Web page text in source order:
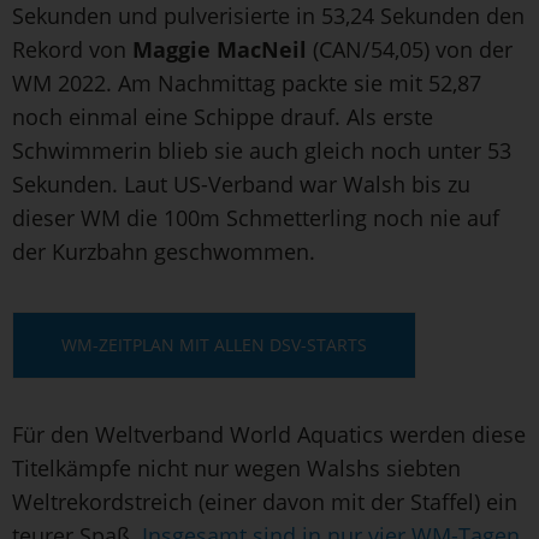
Sekunden und pulverisierte in 53,24 Sekunden den
Rekord von Maggie MacNeil (CAN/54,05) von der
WM 2022. Am Nachmittag packte sie mit 52,87
noch einmal eine Schippe drauf. Als erste
Schwimmerin blieb sie auch gleich noch unter 53
Sekunden. Laut US-Verband war Walsh bis zu
dieser WM die 100m Schmetterling noch nie auf
der Kurzbahn geschwommen.
WM-ZEITPLAN MIT ALLEN DSV-STARTS
Für den Weltverband World Aquatics werden diese
Titelkämpfe nicht nur wegen Walshs siebten
Weltrekordstreich (einer davon mit der Staffel) ein